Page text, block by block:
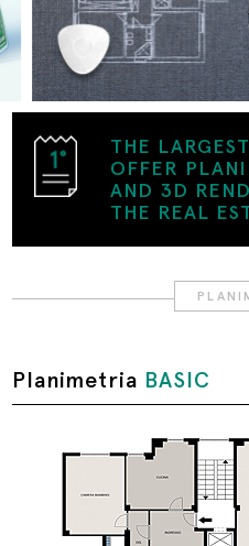
THE
OFFER
AND 3D
THE REAL
Planimetria BASIC